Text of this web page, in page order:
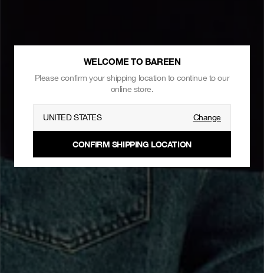
WELCOME TO BAREEN
Please confirm your shipping location to continue to our
online store.
UNITED STATES Change
CONFIRM SHIPPING LOCATION